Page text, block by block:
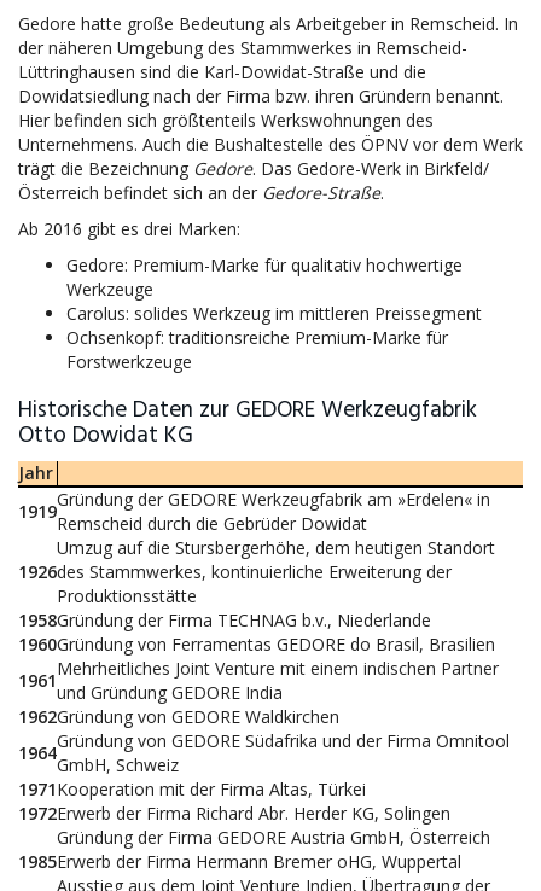
Gedore hatte große Bedeutung als Arbeitgeber in Remscheid. In
der näheren Umgebung des Stammwerkes in Remscheid-
Lüttringhausen sind die Karl-Dowidat-Straße und die
Dowidatsiedlung nach der Firma bzw. ihren Gründern benannt.
Hier befinden sich größtenteils Werkswohnungen des
Unternehmens. Auch die Bushaltestelle des ÖPNV vor dem Werk
trägt die Bezeichnung Gedore. Das Gedore-Werk in Birkfeld/
Österreich befindet sich an der Gedore-Straße.
Ab 2016 gibt es drei Marken:
Gedore: Premium-Marke für qualitativ hochwertige
Werkzeuge
Carolus: solides Werkzeug im mittleren Preissegment
Ochsenkopf: traditionsreiche Premium-Marke für
Forstwerkzeuge
Historische Daten zur GEDORE Werkzeugfabrik
Otto Dowidat KG
Jahr
1919
Gründung der GEDORE Werkzeugfabrik am »Erdelen« in
Remscheid durch die Gebrüder Dowidat
1926
Umzug auf die Stursbergerhöhe, dem heutigen Standort
des Stammwerkes, kontinuierliche Erweiterung der
Produktionsstätte
1958Gründung der Firma TECHNAG b.v., Niederlande
1960Gründung von Ferramentas GEDORE do Brasil, Brasilien
1961
Mehrheitliches Joint Venture mit einem indischen Partner
und Gründung GEDORE India
1962Gründung von GEDORE Waldkirchen
1964
Gründung von GEDORE Südafrika und der Firma Omnitool
GmbH, Schweiz
1971Kooperation mit der Firma Altas, Türkei
1972Erwerb der Firma Richard Abr. Herder KG, Solingen
Gründung der Firma GEDORE Austria GmbH, Österreich
1985Erwerb der Firma Hermann Bremer oHG, Wuppertal
Ausstieg aus dem Joint Venture Indien, Übertragung der